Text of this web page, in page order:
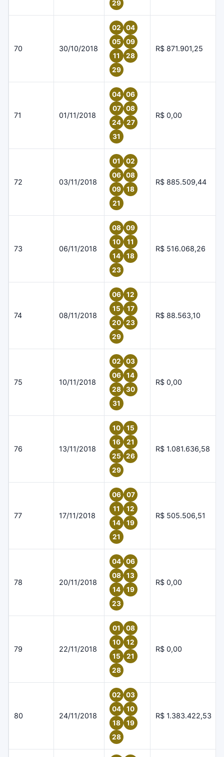
29
70 30/10/2018
02
04
05
09
11
28
29
R$ 871.901,25
71 01/11/2018
04
06
07
08
24
27
31
R$ 0,00
72 03/11/2018
01
02
06
08
09
18
21
R$ 885.509,44
73 06/11/2018
08
09
10
11
14
18
23
R$ 516.068,26
74 08/11/2018
06
12
15
17
20
23
29
R$ 88.563,10
75 10/11/2018
02
03
06
14
28
30
31
R$ 0,00
76 13/11/2018
10
15
16
21
25
26
29
R$ 1.081.636,58
77 17/11/2018
06
07
11
12
14
19
21
R$ 505.506,51
78 20/11/2018
04
06
08
13
14
19
23
R$ 0,00
79 22/11/2018
01
08
10
12
15
21
28
R$ 0,00
80 24/11/2018
02
03
04
10
18
19
28
R$ 1.383.422,53